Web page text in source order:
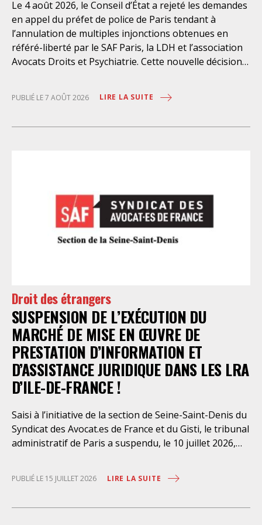
Le 4 août 2026, le Conseil d’État a rejeté les demandes
en appel du préfet de police de Paris tendant à
l’annulation de multiples injonctions obtenues en
référé-liberté par le SAF Paris, la LDH et l’association
Avocats Droits et Psychiatrie. Cette nouvelle décision
personnes retenues à l’infirmerie psychiatrique de la
préfecture de police de Paris. Près d’ici mais loin des
en évidence des violations graves des droits les plus
élémentaires. Saisi par le SAF Paris et la LDH, avec
l’intervention volontaire de l’association Avocats
Droits et Psychiatrie, le tribunal administratif de Paris
Paris en avait interjeté appel. Par ordonnance du 4
août dernier, le Conseil d’Etat a aboli les privilèges
dont l’infirmerie psychiatrique de la préfecture de
police a depuis trop longtemps
PUBLIÉ LE 7 AOÛT 2026 LIRE LA SUITE
Droit des étrangers
SUSPENSION DE L’EXÉCUTION DU
MARCHÉ DE MISE EN ŒUVRE DE
PRESTATION D’INFORMATION ET
D’ASSISTANCE JURIDIQUE DANS LES LRA
D’ILE-DE-FRANCE !
Saisi à l’initiative de la section de Seine-Saint-Denis du
Syndicat des Avocat.es de France et du Gisti, le tribunal
administratif de Paris a suspendu, le 10 juillet 2026,
œuvre de prestations d’information et d’assistance
juridique des étrangers maintenus dans les locaux de
PUBLIÉ LE 15 JUILLET 2026 LIRE LA SUITE